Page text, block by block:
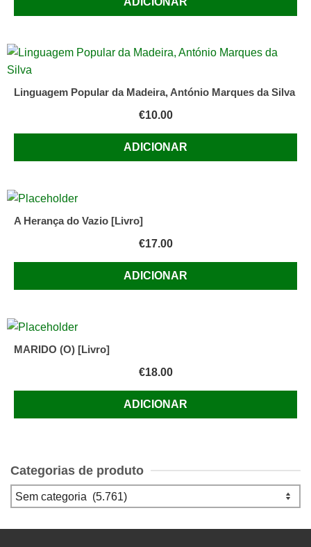
Linguagem Popular da Madeira, António Marques da Silva
€10.00
ADICIONAR
A Herança do Vazio [Livro]
€17.00
ADICIONAR
MARIDO (O) [Livro]
€18.00
ADICIONAR
Categorias de produto